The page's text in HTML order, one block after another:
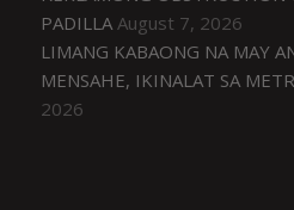
PADILLA August 7, 2026
LIMANG KABAONG NA MAY
MENSAHE, IKINALAT SA
2026